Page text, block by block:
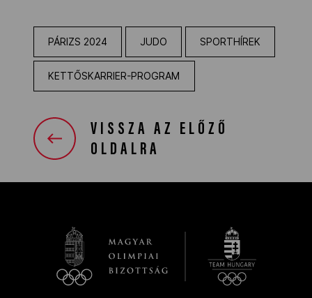
PÁRIZS 2024 JUDO SPORTHÍREK
KETTŐSKARRIER-PROGRAM
VISSZA AZ ELŐZŐ
OLDALRA